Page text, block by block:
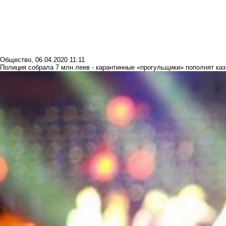
Общество, 06.04.2020 11:11
Полиция собрала 7 млн леев - карантинные «прогульщики» пополнят